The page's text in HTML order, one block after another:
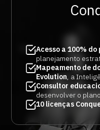
Acesso a 100%
planejamento
Mapeamento de
Evolution, a
Consultor
desenvolver o
10 licenças